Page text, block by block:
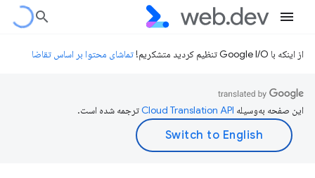
از اینکه با Google I/O تنظیم کردید متشکریم! تماشای محتوا بر اساس تقاضا
این صفحه به‌وسیله ترجمه شده است.